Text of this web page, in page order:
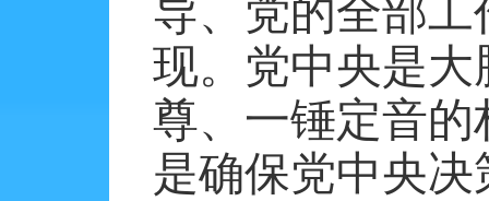
导、党的全部
现。党中央是
尊、一锤定音
是确保党中央